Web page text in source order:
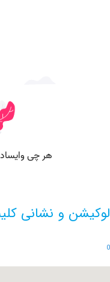
و نشانی کلینیک